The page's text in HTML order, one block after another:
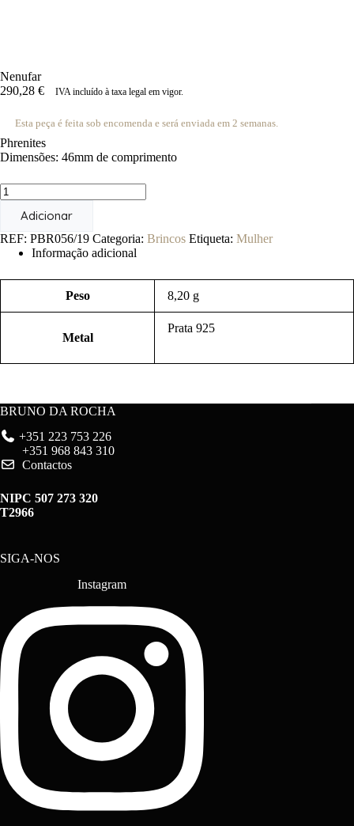
Nenufar
290,28 € IVA incluído à taxa legal em vigor.
Esta peça é feita sob encomenda e será enviada em 2 semanas.
Phrenites
Dimensões: 46mm de comprimento
Quantidade
de
NenufarAdicionar
REF: PBR056/19 Categoria: Brincos Etiqueta: Mulher
Informação adicional
Peso 8,20 g
Metal
Prata 925
BRUNO DA ROCHA
+351 223 753 226
+351 968 843 310
Contactos
NIPC 507 273 320
T2966
SIGA-NOS
Instagram